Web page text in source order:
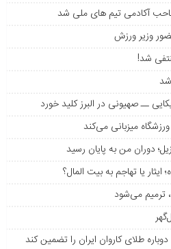
وزیر ورزش
شد!
ــ صهیونی در البرز کلید خورد
میزبانی می‌کند
دوران من به پایان رسید
یا تهاجم به بیت المال؟
طلای کاروان ایران را تضمین کند